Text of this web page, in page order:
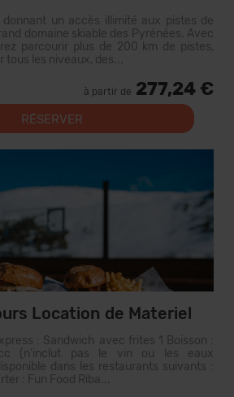
un accès illimité aux pistes de
domaine skiable des Pyrénées. Avec
parcourir plus de 200 km de pistes,
tous les niveaux, des...
à partir de 277,24 €
RÉSERVER
Location de Materiel
: Sandwich avec frites 1 Boisson :
(n'inclut pas le vin ou les eaux
dans les restaurants suivants :
: Fun Food Riba...